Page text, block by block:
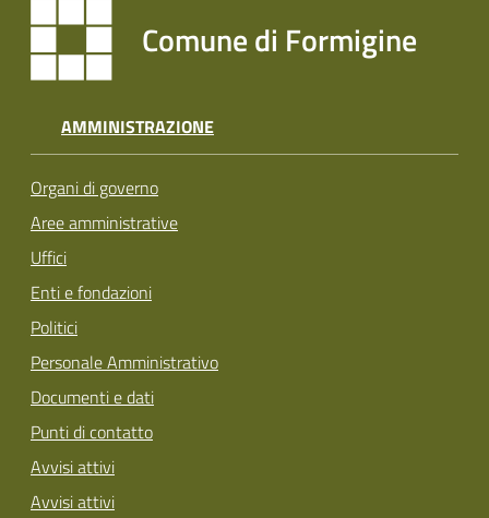
Comune di Formigine
AMMINISTRAZIONE
Organi di governo
Aree amministrative
Uffici
Enti e fondazioni
Politici
Personale Amministrativo
Documenti e dati
Punti di contatto
Avvisi attivi
Avvisi attivi